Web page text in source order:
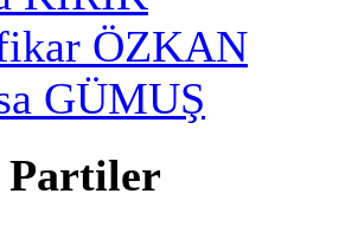
ÖZKAN
GÜMUŞ
Partiler